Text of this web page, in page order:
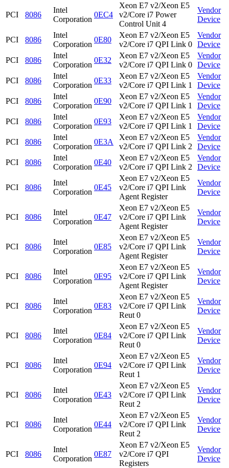
PCI 8086
Intel
Corporation
0EC4
Xeon E7 v2/Xeon E5
v2/Core i7 Power
Control Unit 4
Vendor
Device
PCI 8086
Intel
Corporation
0E80
Xeon E7 v2/Xeon E5
v2/Core i7 QPI Link 0
Vendor
Device
PCI
8086
Intel
Corporation
0E32
Xeon E7 v2/Xeon E5
v2/Core i7 QPI Link 0
Vendor
Device
PCI
8086
Intel
Corporation
0E33
Xeon E7 v2/Xeon E5
v2/Core i7 QPI Link 1
Vendor
Device
PCI
8086
Intel
Corporation
0E90
Xeon E7 v2/Xeon E5
v2/Core i7 QPI Link 1
Vendor
Device
PCI
8086
Intel
Corporation
0E93
Xeon E7 v2/Xeon E5
v2/Core i7 QPI Link 1
Vendor
Device
PCI
8086
Intel
Corporation
0E3A
Xeon E7 v2/Xeon E5
v2/Core i7 QPI Link 2
Vendor
Device
PCI
8086
Intel
Corporation
0E40
Xeon E7 v2/Xeon E5
v2/Core i7 QPI Link 2
Vendor
Device
PCI 8086
Intel
Corporation
0E45
Xeon E7 v2/Xeon E5
v2/Core i7 QPI Link
Agent Register
Vendor
Device
PCI 8086
Intel
Corporation
0E47
Xeon E7 v2/Xeon E5
v2/Core i7 QPI Link
Agent Register
Vendor
Device
PCI 8086
Intel
Corporation
0E85
Xeon E7 v2/Xeon E5
v2/Core i7 QPI Link
Agent Register
Vendor
Device
PCI 8086
Intel
Corporation
0E95
Xeon E7 v2/Xeon E5
v2/Core i7 QPI Link
Agent Register
Vendor
Device
PCI 8086
Intel
Corporation
0E83
Xeon E7 v2/Xeon E5
v2/Core i7 QPI Link
Reut 0
Vendor
Device
PCI 8086
Intel
Corporation
0E84
Xeon E7 v2/Xeon E5
v2/Core i7 QPI Link
Reut 0
Vendor
Device
PCI 8086
Intel
Corporation
0E94
Xeon E7 v2/Xeon E5
v2/Core i7 QPI Link
Reut 1
Vendor
Device
PCI 8086
Intel
Corporation
0E43
Xeon E7 v2/Xeon E5
v2/Core i7 QPI Link
Reut 2
Vendor
Device
PCI 8086
Intel
Corporation
0E44
Xeon E7 v2/Xeon E5
v2/Core i7 QPI Link
Reut 2
Vendor
Device
PCI 8086
Intel
Corporation
0E87
Xeon E7 v2/Xeon E5
v2/Core i7 QPI
Registers
Vendor
Device